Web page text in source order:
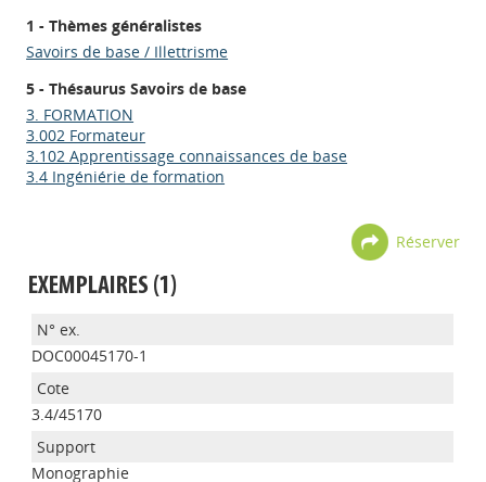
1 - Thèmes généralistes
Savoirs de base / Illettrisme
5 - Thésaurus Savoirs de base
3. FORMATION
3.002 Formateur
3.102 Apprentissage connaissances de base
3.4 Ingéniérie de formation
Réserver
EXEMPLAIRES (1)
DOC00045170-1
3.4/45170
Monographie